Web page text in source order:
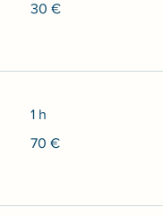
euros
30 €
1 h
euros
70 €